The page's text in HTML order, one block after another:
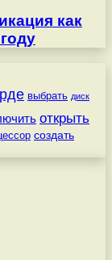
как
выбрать диск
открыть
создать